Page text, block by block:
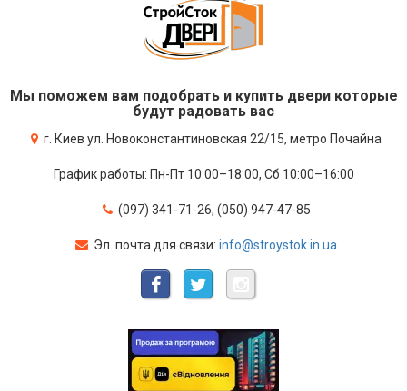
Мы поможем вам подобрать и купить двери которые
будут радовать вас
г. Киев ул. Новоконстантиновская 22/15, метро Почайна
График работы: Пн-Пт 10:00–18:00, Сб 10:00–16:00
(097) 341-71-26, (050) 947-47-85
Эл. почта для связи: info@stroystok.in.ua